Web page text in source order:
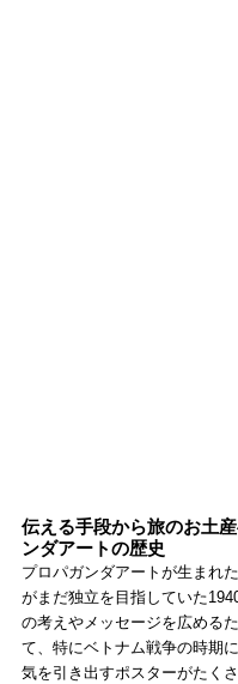
伝える手段から旅のお土
ンダアートの歴史
プロパガンダアートが生まれ
がまだ独立を目指していた
の考えやメッセージを広める
て、特にベトナム戦争の時期
気を引き出すポスターがたく